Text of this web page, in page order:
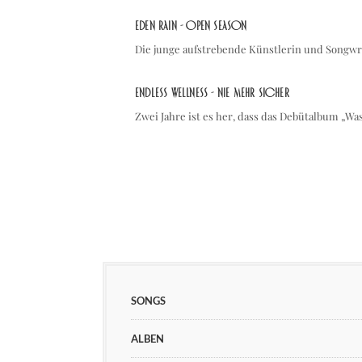
Eden Rain - Open Season
Die junge aufstrebende Künstlerin und
Endless Wellness - Nie mehr sicher
Zwei Jahre ist es her, dass das Debütalbum
SONGS
ALBEN